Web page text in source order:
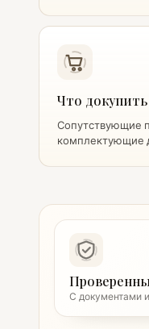
Что докупить
Сопутствующие
комплектующие
С документами